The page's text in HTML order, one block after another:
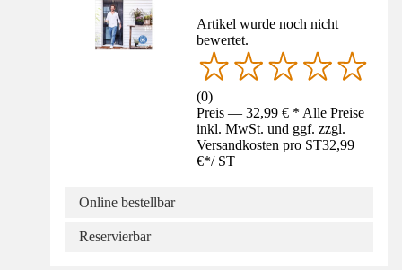
Artikel wurde noch nicht
bewertet.
(0)
Preis — 32,99 € * Alle Preise
inkl. MwSt. und ggf. zzgl.
Versandkosten pro ST32,99
€*/ ST
Online bestellbar
Reservierbar